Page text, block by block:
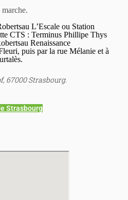
L’Escale ou Station
CTS : Terminus Phillipe Thys
Renaissance
puis par la rue Mélanie et à
67000 Strasbourg.
Strasbourg